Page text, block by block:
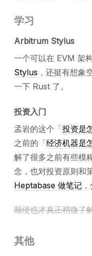
学习
Arbitrum Stylus
一个可以在 EVM 架
Stylus ，还挺有想象
一下 Rust 了。
投资入门
孟岩的这个「投资是
之前的「经济机器是
解了很多之前有些模
念，也对投资原则和
Heptabase 做笔记
顺便也才真正稍微了
其他